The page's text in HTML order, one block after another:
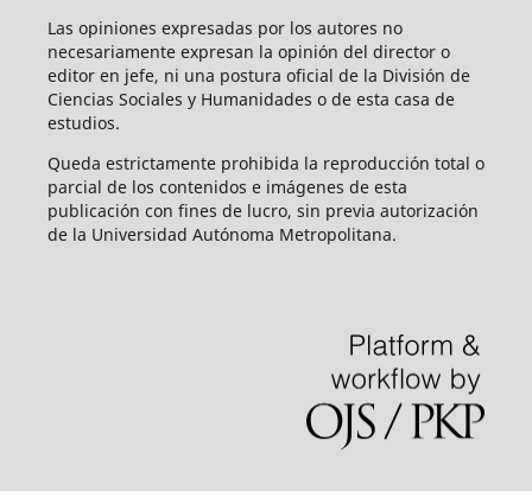
Las opiniones expresadas por los autores no
necesariamente expresan la opinión del director o
editor en jefe, ni una postura oficial de la División de
Ciencias Sociales y Humanidades o de esta casa de
estudios.
Queda estrictamente prohibida la reproducción total o
parcial de los contenidos e imágenes de esta
publicación con fines de lucro, sin previa autorización
de la Universidad Autónoma Metropolitana.